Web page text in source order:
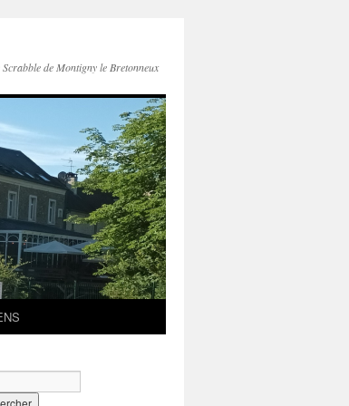
Scrabble de Montigny le Bretonneux